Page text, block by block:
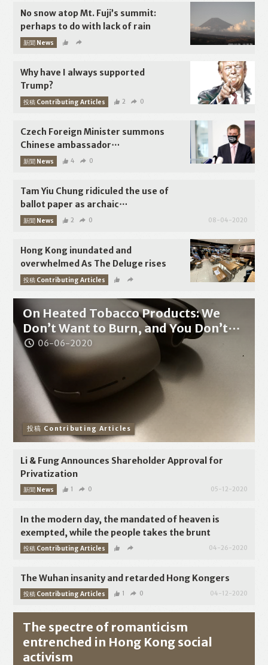
No snow atop Mt. Fuji’s summit:
perhaps to do with lack of rain
新聞 News 12-26-2020
Why have I always supported
Trump?
投稿 Contributing Articles 12-20-2020
2 0
Czech Foreign Minister summons
Chinese ambassador⋯
新聞 News 08-31-2020
4 0
Tam Yiu Chung ridiculed the use of
ballot paper as archaic⋯
新聞 News 08-04-2020
2 0
Hong Kong inundated and
overwhelmed As The Deluge rises
投稿 Contributing Articles 06-14-2020
On Heated Tobacco Products: We
Don’t Want to Burn, and You Don’t⋯
投稿 Contributing Articles
06-06-2020
Li & Fung Announces Shareholder Approval for
Privatization
新聞 News 05-12-2020
1 0
In the modern day, the mandated of heaven is
exempted, while the people takes the brunt
投稿 Contributing Articles 04-26-2020
The Wuhan insanity and retarded Hong Kongers
投稿 Contributing Articles 04-12-2020
1 0
The spectre of romanticism
entrenched in Hong Kong social
activism